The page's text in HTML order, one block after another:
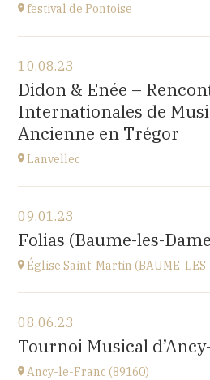
festival de Pontoise
église St Aubin, Ennery (95300)
place Robert Schumann
at18H00
Go to site
10.08.23
Didon & Enée –
Internationales de
Ancienne en Trégor
Lanvellec
Lanvellec
at15H
Go to site
09.01.23
Folias (Baume-les-
Église Saint-Martin (BAUME-
église Saint-Martin,
place St Martin, 25110 Baume-
at20H00
08.06.23
Tournoi Musical
Ancy-le-Franc (89160)